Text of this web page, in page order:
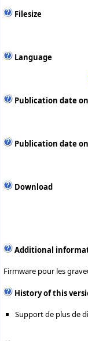
Filesize
Language
Publication date
Publication date
Download
Additional
Firmware pour les
History of this
Support de plus de